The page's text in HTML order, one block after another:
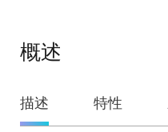
概述
概
描述 特性